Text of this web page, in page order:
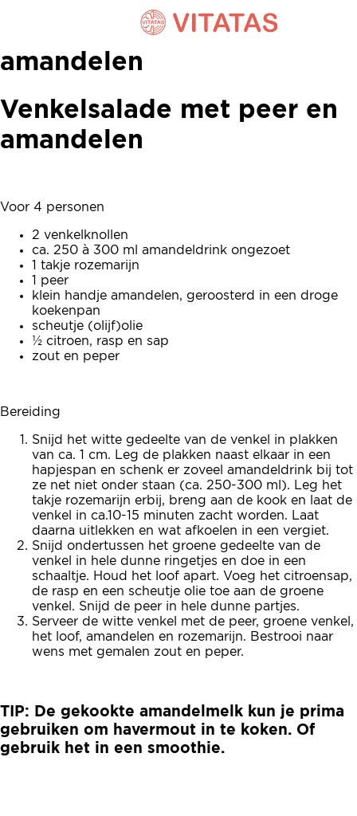
Venkelsalade met peer en
amandelen
Venkelsalade met peer en
amandelen
Voor 4 personen
2 venkelknollen
ca. 250 à 300 ml amandeldrink ongezoet
1 takje rozemarijn
1 peer
klein handje amandelen, geroosterd in een droge
koekenpan
scheutje (olijf)olie
½ citroen, rasp en sap
zout en peper
Bereiding
Snijd het witte gedeelte van de venkel in plakken
van ca. 1 cm. Leg de plakken naast elkaar in een
hapjespan en schenk er zoveel amandeldrink bij tot
ze net niet onder staan (ca. 250-300 ml). Leg het
takje rozemarijn erbij, breng aan de kook en laat de
venkel in ca.10-15 minuten zacht worden. Laat
daarna uitlekken en wat afkoelen in een vergiet.
Snijd ondertussen het groene gedeelte van de
venkel in hele dunne ringetjes en doe in een
schaaltje. Houd het loof apart. Voeg het citroensap,
de rasp en een scheutje olie toe aan de groene
venkel. Snijd de peer in hele dunne partjes.
Serveer de witte venkel met de peer, groene venkel,
het loof, amandelen en rozemarijn. Bestrooi naar
wens met gemalen zout en peper.
TIP: De gekookte amandelmelk kun je prima
gebruiken om havermout in te koken. Of
gebruik het in een smoothie.